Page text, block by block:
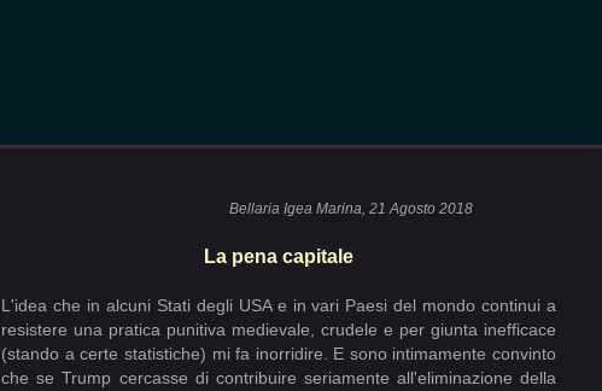
Bellaria Igea Marina, 21 Agosto 2018
La pena capitale
L'idea che in alcuni Stati degli USA e in vari Paesi del mondo continui a
resistere una pratica punitiva medievale, crudele e per giunta inefficace
(stando a certe statistiche) mi fa inorridire. E sono intimamente convinto
che se Trump cercasse di contribuire seriamente all'eliminazione della